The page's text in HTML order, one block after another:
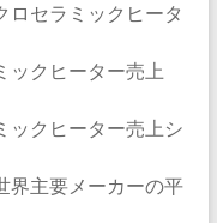
ロセラミックヒータ
ックヒーター売上
ックヒーター売上シ
界主要メーカーの平